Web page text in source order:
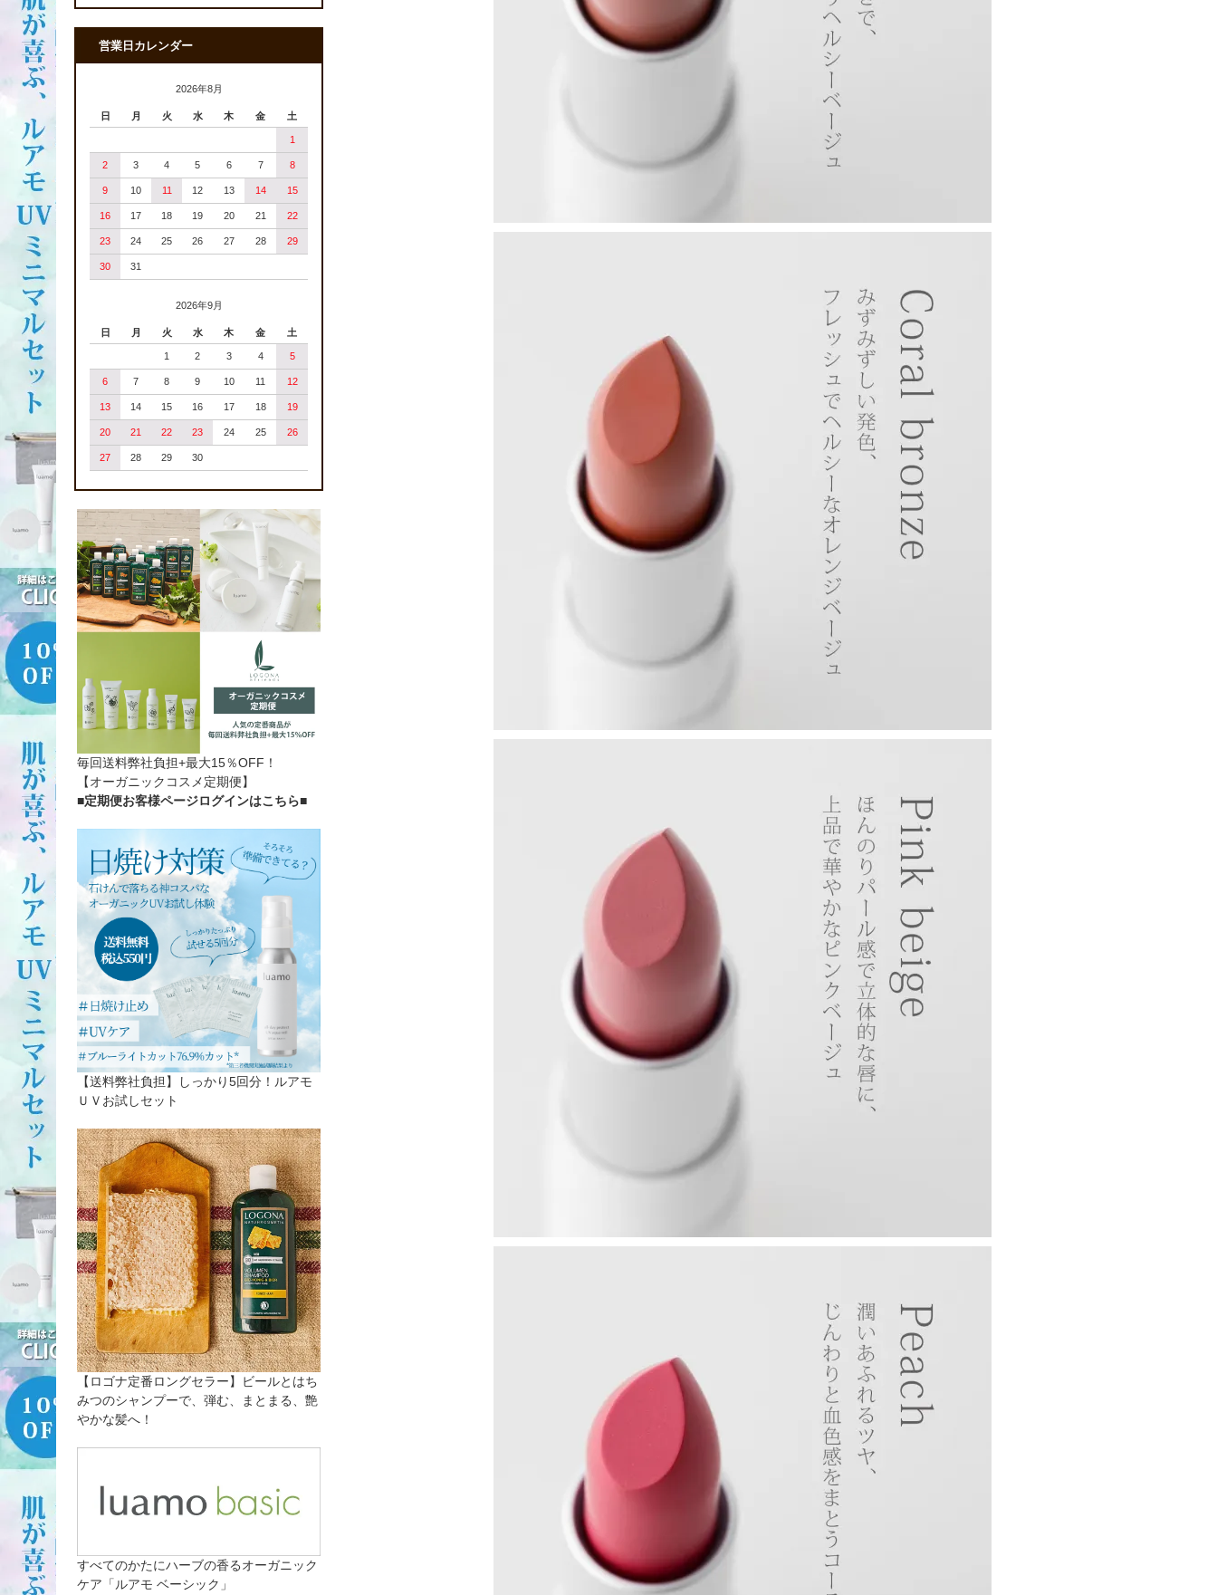
営業日カレンダー
2026年8月
日 月 火 水 木 金 土
1
2 3 4 5 6 7 8
9 10 11 12 13 14 15
16 17 18 19 20 21 22
23 24 25 26 27 28 29
30 31
2026年9月
日 月 火 水 木 金 土
1 2 3 4 5
6 7 8 9 10 11 12
13 14 15 16 17 18 19
20 21 22 23 24 25 26
27 28 29 30
毎回送料弊社負担+最大15％OFF！
【オーガニックコスメ定期便】
■定期便お客様ページログインはこちら■
【送料弊社負担】しっかり5回分！ルアモ
ＵＶお試しセット
【ロゴナ定番ロングセラー】ビールとはち
みつのシャンプーで、弾む、まとまる、艶
やかな髪へ！
すべてのかたにハーブの香るオーガニック
ケア「ルアモ ベーシック」